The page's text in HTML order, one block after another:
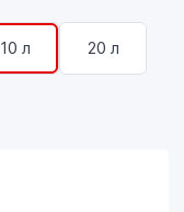
10 л 20 л